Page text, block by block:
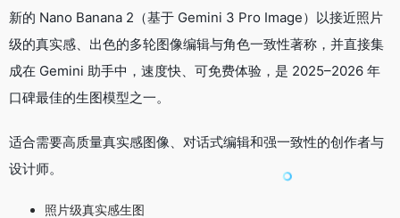
新的 Nano Banana 2（基于 Gemini 3 Pro Image）以接近照片
级的真实感、出色的多轮图像编辑与角色一致性著称，并直接集
成在 Gemini 助手中，速度快、可免费体验，是 2025–2026 年
口碑最佳的生图模型之一。
适合需要高质量真实感图像、对话式编辑和强一致性的创作者与
设计师。
照片级真实感生图